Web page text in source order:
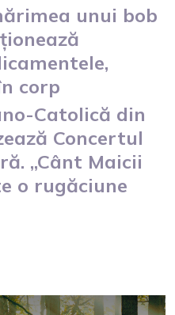
unui bob
corp
Catolică din
Concertul
„Cânt Maicii
o rugăciune